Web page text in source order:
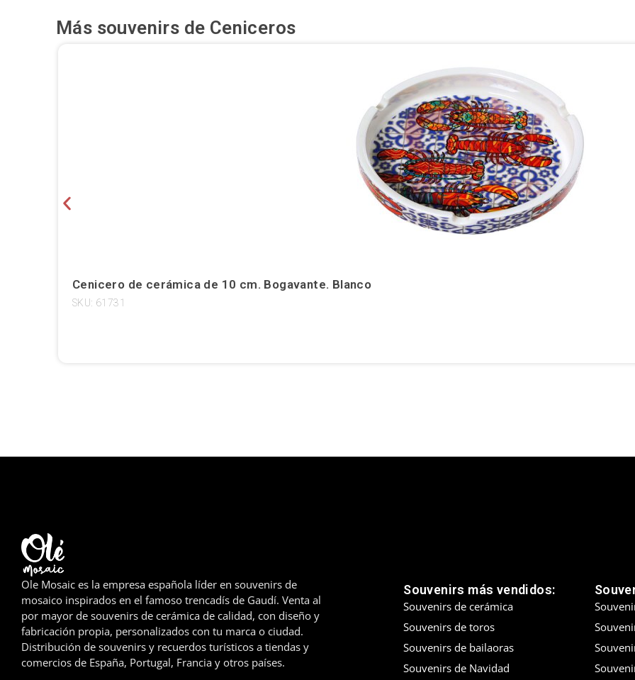
Más souvenirs de Ceniceros
Cenicero de cerámica de 10 cm. Bogavante. Blanco
SKU: 61731
Ole Mosaic es la empresa española líder en souvenirs de
mosaico inspirados en el famoso trencadís de Gaudí. Venta al
por mayor de souvenirs de cerámica de calidad, con diseño y
fabricación propia, personalizados con tu marca o ciudad.
Distribución de souvenirs y recuerdos turísticos a tiendas y
comercios de España, Portugal, Francia y otros países.
Souvenirs más vendidos:
Souvenirs de cerámica
Souvenirs de toros
Souvenirs de bailaoras
Souvenirs de Navidad